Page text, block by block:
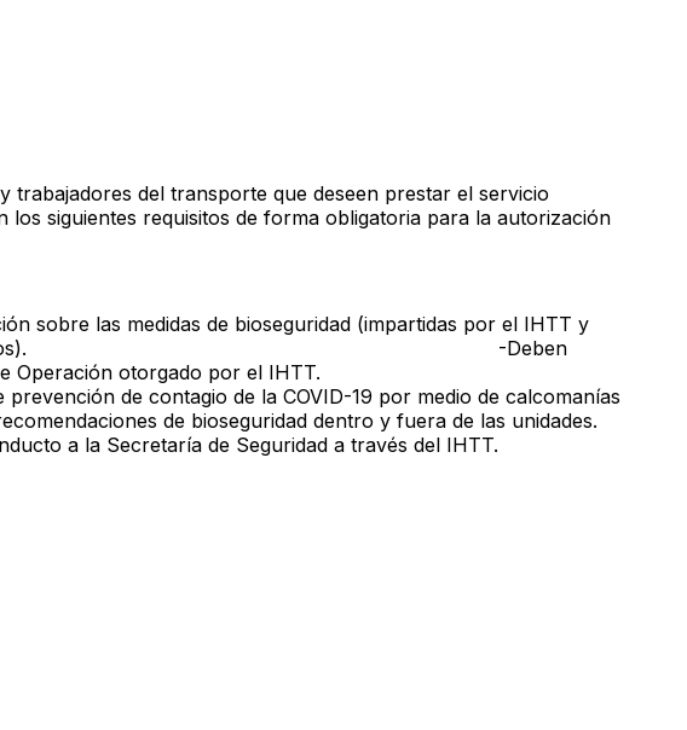
trabajadores del transporte que deseen prestar el servicio
los siguientes requisitos de forma obligatoria para la autorización
sobre las medidas de bioseguridad (impartidas por el IHTT y
de Bomberos). -Deben
Operación otorgado por el IHTT.
prevención de contagio de la COVID-19 por medio de calcomanías
de bioseguridad dentro y fuera de las unidades.
a la Secretaría de Seguridad a través del IHTT.